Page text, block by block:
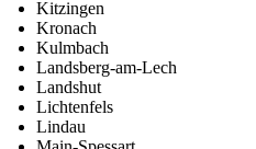
Kitzingen
Kronach
Kulmbach
Landsberg-am-Lech
Landshut
Lichtenfels
Lindau